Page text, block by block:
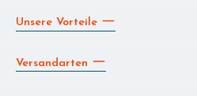
Unsere Vorteile
Versandarten